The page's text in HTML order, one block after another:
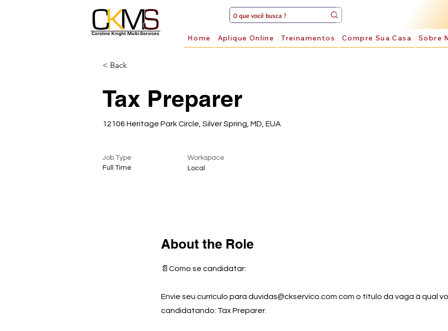
Home Aplique Online Treinamentos Compre Sua Casa Sobre
< Back
Tax Preparer
12106 Heritage Park Circle, Silver Spring, MD, EUA
Job Type
Full Time
Workspace
Local
About the Role
📄Como se candidatar:
Envie seu currículo para duvidas@ckservico.com com o título da vaga à qual
candidatando: Tax Preparer.